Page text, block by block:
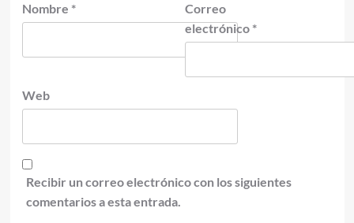
Nombre *
Correo
electrónico *
Web
Recibir un correo electrónico con los siguientes
comentarios a esta entrada.